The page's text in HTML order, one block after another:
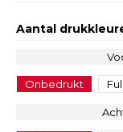
Aantal
Onbedrukt